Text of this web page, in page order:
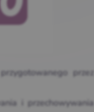
przez
i przechowywania